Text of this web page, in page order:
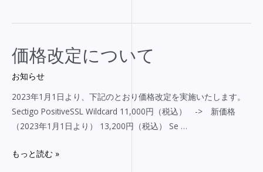
価格改定について
お知らせ
2023年1月1日より、下記のとおり価格改定を実施いたします。
Sectigo PositiveSSL Wildcard 11,000円（税込） -> 新価格
（2023年1月1日より） 13,200円（税込） Se …
価
格
改
定
に
つ
て
もっと読む »